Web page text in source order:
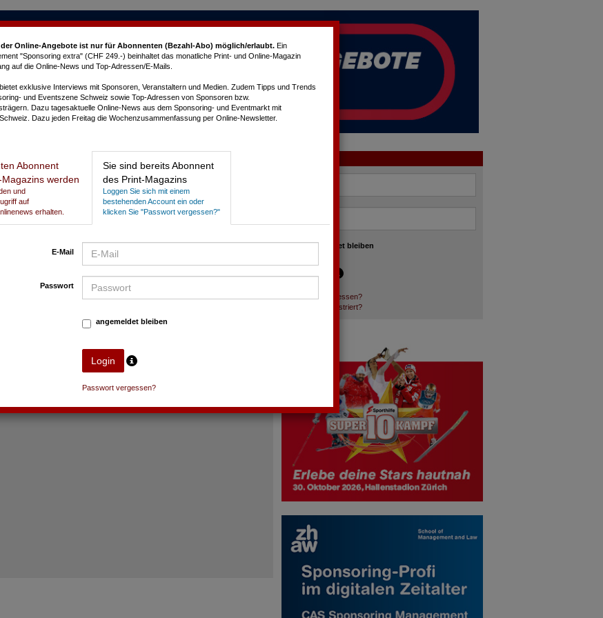
Online-Angebote ist nur für Abonnenten (Bezahl-Abo) möglich/erlaubt. Ein
"Sponsoring extra" (CHF 249.-) beinhaltet das monatliche Print- und Online-Magazin
auf die Online-News und Top-Adressen/E-Mails.
exklusive Interviews mit Sponsoren, Veranstaltern und Medien. Zudem Tipps und Trends
und Eventszene Schweiz sowie Top-Adressen von Sponsoren bzw.
Dazu tagesaktuelle Online-News aus dem Sponsoring- und Eventmarkt mit
Dazu jeden Freitag die Wochenzusammenfassung per Online-Newsletter.
Abonnent
werden
und
auf
erhalten.
Sie sind bereits Abonnent
des Print-Magazins
Loggen Sie sich mit einem
bestehenden Account ein oder
klicken Sie "Passwort vergessen?"
E-Mail
Passwort
angemeldet bleiben
Passwort vergessen?
angemeldet bleiben
Passwort vergessen?
Noch nicht registriert?